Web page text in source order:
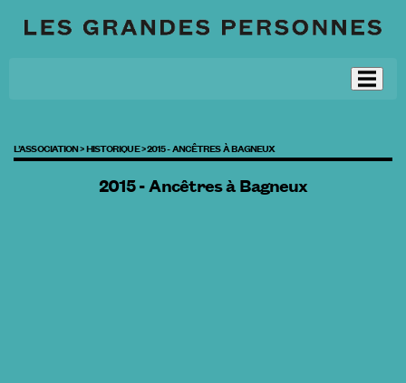
L’ASSOCIATION >HISTORIQUE >2015 - ANCÊTRES À BAGNEUX
2015 - Ancêtres à Bagneux